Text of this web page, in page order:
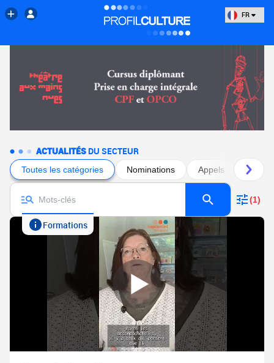
FR
ACTUALITÉS DU SECTEUR
Toutes les catégories Nominations Appels à projets
(1)
Formations